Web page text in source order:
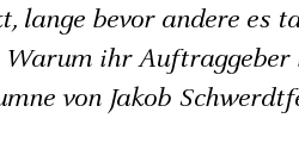
bevor andere es
ihr Auftraggeber
von Jakob